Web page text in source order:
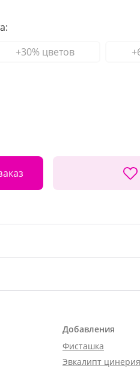
+30% цветов
Добавления
Фисташка
Эвкалипт цинерия